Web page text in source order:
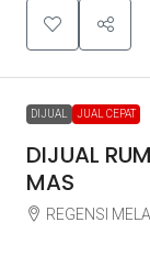
DIJUAL JUAL CEPAT
DIJUAL
MAS
REGENSI